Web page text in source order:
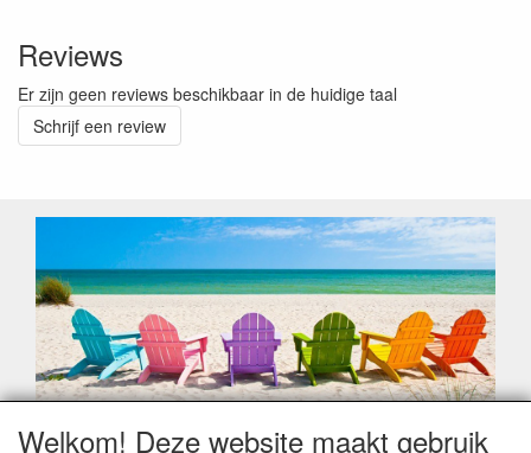
Reviews
Er zijn geen reviews beschikbaar in de huidige taal
Schrijf een review
Welkom! Deze website maakt gebruik